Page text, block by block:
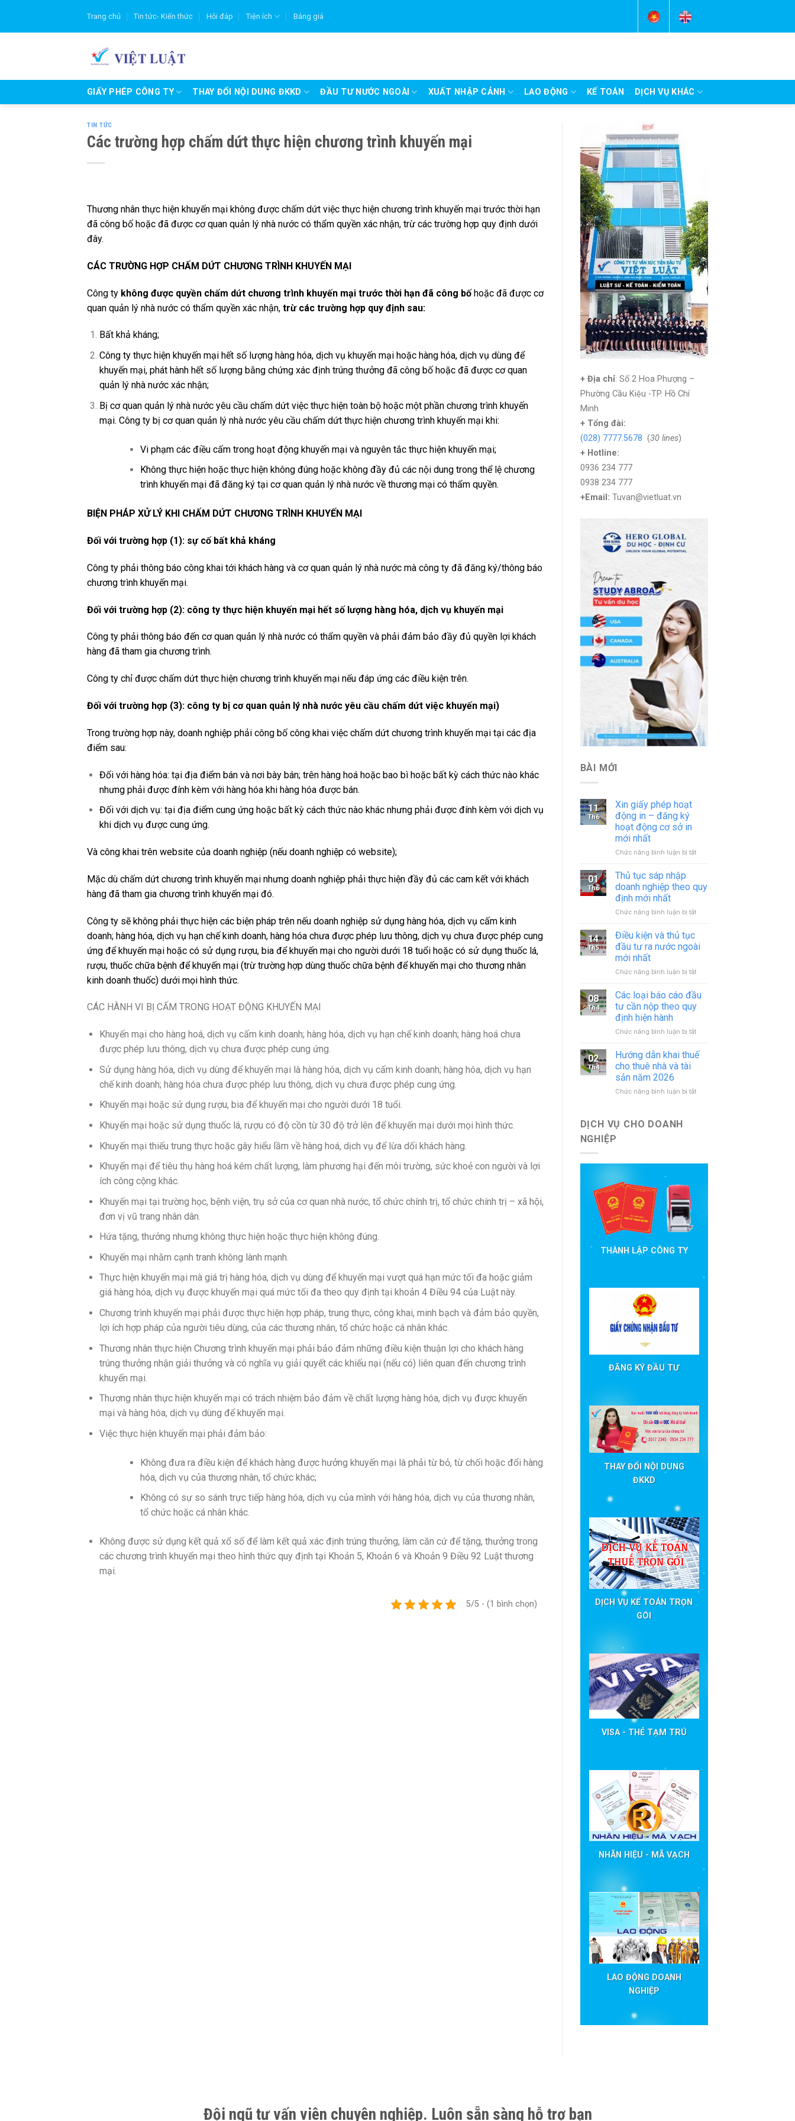
content
Trang chủ Tin tức- Kiến thức Hỏi đáp Tiện ích Bảng giá
GIẤY PHÉP CÔNG TY THAY ĐỔI NỘI DUNG ĐKKD ĐẦU TƯ NƯỚC NGOÀI XUẤT NHẬP CẢNH LAO ĐỘNG KẾ TOÁN DỊCH VỤ KHÁC
TIN TỨC
Các trường hợp chấm dứt thực hiện chương trình khuyến mại
Thương nhân thực hiện khuyến mại không được chấm dứt việc thực hiện chương trình khuyến mại trước thời hạn
đã công bố hoặc đã được cơ quan quản lý nhà nước có thẩm quyền xác nhận, trừ các trường hợp quy định dưới
đây.
CÁC TRƯỜNG HỢP CHẤM DỨT CHƯƠNG TRÌNH KHUYẾN MẠI
Công ty không được quyền chấm dứt chương trình khuyến mại trước thời hạn đã công bốhoặc đã được cơ
quan quản lý nhà nước có thẩm quyền xác nhận, trừ các trường hợp quy định sau:
Bất khả kháng;
Công ty thực hiện khuyến mại hết số lượng hàng hóa, dịch vụ khuyến mại hoặc hàng hóa, dịch vụ dùng để
khuyến mại, phát hành hết số lượng bằng chứng xác định trúng thưởng đã công bố hoặc đã được cơ quan
quản lý nhà nước xác nhận;
Bị cơ quan quản lý nhà nước yêu cầu chấm dứt việc thực hiện toàn bộ hoặc một phần chương trình khuyến
mại. Công ty bị cơ quan quản lý nhà nước yêu cầu chấm dứt thực hiện chương trình khuyến mại khi:
Vi phạm các điều cấm trong hoạt động khuyến mại và nguyên tắc thực hiện khuyến mại;
Không thực hiện hoặc thực hiện không đúng hoặc không đầy đủ các nội dung trong thể lệ chương
trình khuyến mại đã đăng ký tại cơ quan quản lý nhà nước về thương mại có thẩm quyền.
BIỆN PHÁP XỬ LÝ KHI CHẤM DỨT CHƯƠNG TRÌNH KHUYẾN MẠI
Đối với trường hợp (1): sự cố bất khả kháng
Công ty phải thông báo công khai tới khách hàng và cơ quan quản lý nhà nước mà công ty đã đăng ký/thông báo
chương trình khuyến mại.
Đối với trường hợp (2): công ty thực hiện khuyến mại hết số lượng hàng hóa, dịch vụ khuyến mại
Công ty phải thông báo đến cơ quan quản lý nhà nước có thẩm quyền và phải đảm bảo đầy đủ quyền lợi khách
hàng đã tham gia chương trình.
Công ty chỉ được chấm dứt thực hiện chương trình khuyến mại nếu đáp ứng các điều kiện trên.
Đối với trường hợp (3): công ty bị cơ quan quản lý nhà nước yêu cầu chấm dứt việc khuyến mại)
Trong trường hợp này, doanh nghiệp phải công bố công khai việc chấm dứt chương trình khuyến mại tại các địa
điểm sau:
Đối với hàng hóa: tại địa điểm bán và nơi bày bán; trên hàng hoá hoặc bao bì hoặc bất kỳ cách thức nào khác
nhưng phải được đính kèm với hàng hóa khi hàng hóa được bán.
Đối với dịch vụ: tại địa điểm cung ứng hoặc bất kỳ cách thức nào khác nhưng phải được đính kèm với dịch vụ
khi dịch vụ được cung ứng.
Và công khai trên website của doanh nghiệp (nếu doanh nghiệp có website);
Mặc dù chấm dứt chương trình khuyến mại nhưng doanh nghiệp phải thực hiện đầy đủ các cam kết với khách
hàng đã tham gia chương trình khuyến mại đó.
Công ty sẽ không phải thực hiện các biện pháp trên nếu doanh nghiệp sử dụng hàng hóa, dịch vụ cấm kinh
doanh; hàng hóa, dịch vụ hạn chế kinh doanh, hàng hóa chưa được phép lưu thông, dịch vụ chưa được phép cung
ứng để khuyến mại hoặc có sử dụng rượu, bia để khuyến mại cho người dưới 18 tuổi hoặc có sử dụng thuốc lá,
rượu, thuốc chữa bệnh để khuyến mại (trừ trường hợp dùng thuốc chữa bệnh để khuyến mại cho thương nhân
kinh doanh thuốc) dưới mọi hình thức.
CÁC HÀNH VI BỊ CẤM TRONG HOẠT ĐỘNG KHUYẾN MẠI
Khuyến mại cho hàng hoá, dịch vụ cấm kinh doanh; hàng hóa, dịch vụ hạn chế kinh doanh; hàng hoá chưa
được phép lưu thông, dịch vụ chưa được phép cung ứng.
Sử dụng hàng hóa, dịch vụ dùng để khuyến mại là hàng hóa, dịch vụ cấm kinh doanh; hàng hóa, dịch vụ hạn
chế kinh doanh; hàng hóa chưa được phép lưu thông, dịch vụ chưa được phép cung ứng.
Khuyến mại hoặc sử dụng rượu, bia để khuyến mại cho người dưới 18 tuổi.
Khuyến mại hoặc sử dụng thuốc lá, rượu có độ cồn từ 30 độ trở lên để khuyến mại dưới mọi hình thức.
Khuyến mại thiếu trung thực hoặc gây hiểu lầm về hàng hoá, dịch vụ để lừa dối khách hàng.
Khuyến mại để tiêu thụ hàng hoá kém chất lượng, làm phương hại đến môi trường, sức khoẻ con người và lợi
ích công cộng khác.
Khuyến mại tại trường học, bệnh viện, trụ sở của cơ quan nhà nước, tổ chức chính trị, tổ chức chính trị – xã hội,
đơn vị vũ trang nhân dân.
Hứa tặng, thưởng nhưng không thực hiện hoặc thực hiện không đúng.
Khuyến mại nhằm cạnh tranh không lành mạnh.
Thực hiện khuyến mại mà giá trị hàng hóa, dịch vụ dùng để khuyến mại vượt quá hạn mức tối đa hoặc giảm
giá hàng hóa, dịch vụ được khuyến mại quá mức tối đa theo quy định tại khoản 4 Điều 94 của Luật này.
Chương trình khuyến mại phải được thực hiện hợp pháp, trung thực, công khai, minh bạch và đảm bảo quyền,
lợi ích hợp pháp của người tiêu dùng, của các thương nhân, tổ chức hoặc cá nhân khác.
Thương nhân thực hiện Chương trình khuyến mại phải bảo đảm những điều kiện thuận lợi cho khách hàng
trúng thưởng nhận giải thưởng và có nghĩa vụ giải quyết các khiếu nại (nếu có) liên quan đến chương trình
khuyến mại.
Thương nhân thực hiện khuyến mại có trách nhiệm bảo đảm về chất lượng hàng hóa, dịch vụ được khuyến
mại và hàng hóa, dịch vụ dùng để khuyến mại.
Việc thực hiện khuyến mại phải đảm bảo:
Không đưa ra điều kiện để khách hàng được hưởng khuyến mại là phải từ bỏ, từ chối hoặc đổi hàng
hóa, dịch vụ của thương nhân, tổ chức khác;
Không có sự so sánh trực tiếp hàng hóa, dịch vụ của mình với hàng hóa, dịch vụ của thương nhân,
tổ chức hoặc cá nhân khác.
Không được sử dụng kết quả xổ số để làm kết quả xác định trúng thưởng, làm căn cứ để tặng, thưởng trong
các chương trình khuyến mại theo hình thức quy định tại Khoản 5, Khoản 6 và Khoản 9 Điều 92 Luật thương
mại.
5/5 - (1 bình chọn)
+ Địa chỉ: Số 2 Hoa Phượng –
Phường Cầu Kiệu -TP. Hồ Chí
Minh
+ Tổng đài:
(028) 7777.5678 (30 lines)
+ Hotline:
0936 234 777
0938 234 777
+Email: Tuvan@vietluat.vn
BÀI MỚI
11
Th6
Xin giấy phép hoạt
động in – đăng ký
hoạt động cơ sở in
mới nhất
Chức năng bình luận bị tắtở
hoạt
in
ký
hoạt
cơ
in
mới
01
Th6
Thủ tục sáp nhập
doanh nghiệp theo quy
định mới nhất
Chức năng bình luận bị tắtở
sáp
nhập
nghiệp
quy
14
Th5
Điều kiện và thủ tục
đầu tư ra nước ngoài
mới nhất
Chức năng bình luận bị tắtở
kiện
đầu
ra
nhất
08
Th4
Các loại báo cáo đầu
tư cần nộp theo quy
định hiện hành
Chức năng bình luận bị tắtở
loại
báo
tư
hành
02
Th4
Hướng dẫn khai thuế
cho thuê nhà và tài
sản năm 2026
Chức năng bình luận bị tắtở
DỊCH VỤ CHO DOANH
NGHIỆP
THÀNH LẬP CÔNG TY
ĐĂNG KÝ ĐẦU TƯ
THAY ĐỔI NỘI DUNG
ĐKKD
DỊCH VỤ KẾ TOÁN TRỌN
GÓI
VISA - THẺ TẠM TRÚ
NHÃN HIỆU - MÃ VẠCH
LAO ĐỘNG DOANH
NGHIỆP
Đội ngũ tư vấn viên chuyên nghiệp. Luôn sẵn sàng hỗ trợ bạn